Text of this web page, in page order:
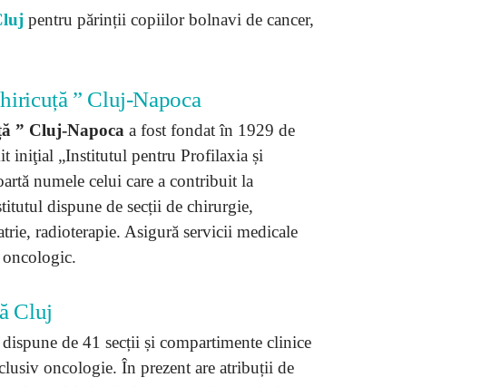
pentru părinții copiilor bolnavi de cancer,
” Cluj-Napoca
” Cluj-Napoca a fost fondat în 1929 de
iniţial „Institutul pentru Profilaxia și
numele celui care a contribuit la
dispune de secții de chirurgie,
radioterapie. Asigură servicii medicale
Cluj
dispune de 41 secții și compartimente clinice
oncologie. În prezent are atribuții de